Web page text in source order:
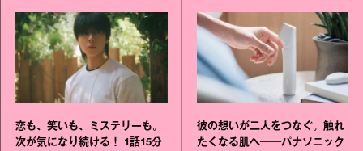
恋も、笑いも、ミステリーも。
次が気になり続ける！ 1話15分
彼の想いが二人をつなぐ。触れ
たくなる肌へ──パナソニック